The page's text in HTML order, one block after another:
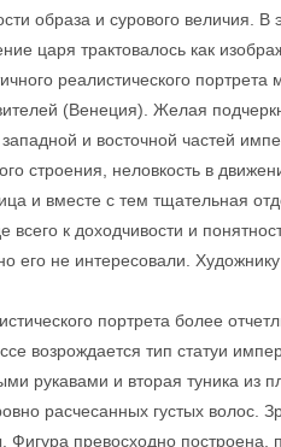
образа и сурового величия.
царя трактовалось как
реалистического
(Венеция). Желая
и восточной частей
строения, неловкость в
и вместе с тем тщательная
всего к доходчивости и
его не интересовали.
портрета более
возрождается тип статуи
рукавами и вторая туника из
расчесанных густых волос.
Фигура превосходно